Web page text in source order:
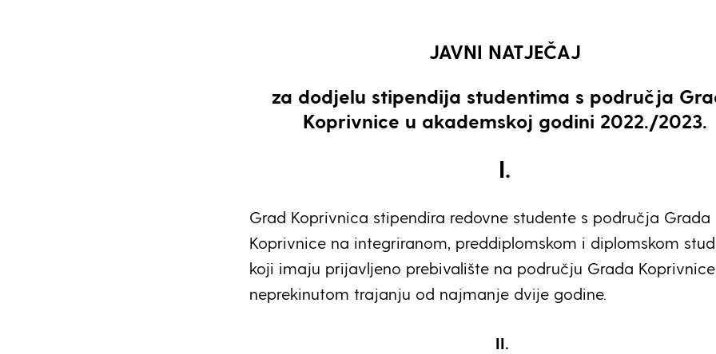
JAVNI NATJEČAJ
za dodjelu stipendija studentima s područja
Koprivnice u akademskoj godini 2022./2023.
I.
Grad Koprivnica stipendira redovne studente s područja Grada
Koprivnice na integriranom, preddiplomskom i diplomskom
koji imaju prijavljeno prebivalište na području Grada
neprekinutom trajanju od najmanje dvije godine.
II.